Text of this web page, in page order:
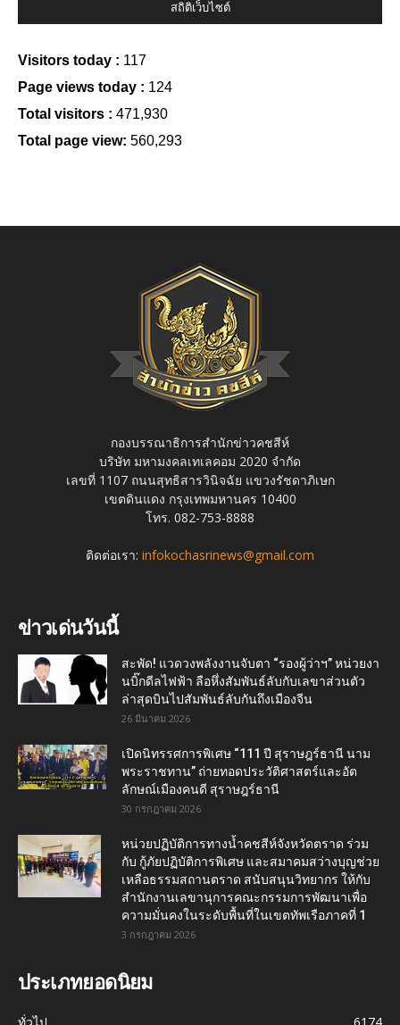
สถิติเว็บไซต์
Visitors today : 117
Page views today : 124
Total visitors : 471,930
Total page view: 560,293
กองบรรณาธิการสำนักข่าวคชสีห์
บริษัท มหามงคลเทเลคอม 2020 จำกัด
เลขที่ 1107 ถนนสุทธิสารวินิจฉัย แขวงรัชดาภิเษก
เขตดินแดง กรุงเทพมหานคร 10400
โทร. 082-753-8888
ติดต่อเรา: infokochasrinews@gmail.com
ข่าวเด่นวันนี้
สะพัด! แวดวงพลังงานจับตา “รองผู้ว่าฯ” หน่วยงา
นบิ๊กดีลไฟฟ้า ลือหึ่งสัมพันธ์ลับกับเลขาส่วนตัว
ล่าสุดบินไปสัมพันธ์ลับกันถึงเมืองจีน
26 มีนาคม 2026
เปิดนิทรรศการพิเศษ “111 ปี สุราษฎร์ธานี นาม
พระราชทาน” ถ่ายทอดประวัติศาสตร์และอัต
ลักษณ์เมืองคนดี สุราษฎร์ธานี
30 กรกฎาคม 2026
หน่วยปฏิบัติการทางน้ำคชสีห์จังหวัดตราด ร่วม
กับ กู้ภัยปฏิบัติการพิเศษ และสมาคมสว่างบุญช่วย
เหลือธรรมสถานตราด สนับสนุนวิทยากร ให้กับ
สำนักงานเลขานุการคณะกรรมการพัฒนาเพื่อ
ความมั่นคงในระดับพื้นที่ในเขตทัพเรือภาคที่ 1
3 กรกฎาคม 2026
ประเภทยอดนิยม